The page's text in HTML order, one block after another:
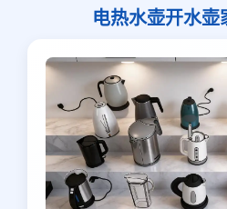
电热水壶开水壶